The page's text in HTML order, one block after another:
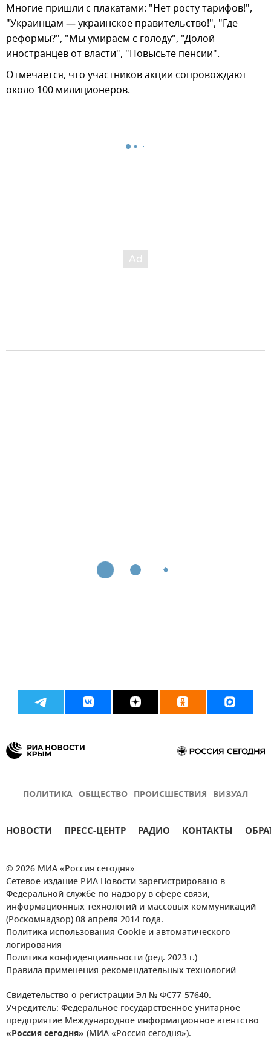
Многие пришли с плакатами: "Нет росту тарифов!",
"Украинцам — украинское правительство!", "Где
реформы?", "Мы умираем с голоду", "Долой
иностранцев от власти", "Повысьте пенсии".
Отмечается, что участников акции сопровождают
около 100 милиционеров.
ПОЛИТИКА ОБЩЕСТВО ПРОИСШЕСТВИЯ ВИЗУАЛ
НОВОСТИ ПРЕСС-ЦЕНТР РАДИО КОНТАКТЫ
© 2026 МИА «Россия сегодня»
Сетевое издание РИА Новости зарегистрировано в
Федеральной службе по надзору в сфере связи,
информационных технологий и массовых коммуникаций
(Роскомнадзор) 08 апреля 2014 года.
Политика использования Cookie и автоматического
логирования
Политика конфиденциальности (ред. 2023 г.)
Правила применения рекомендательных технологий
Свидетельство о регистрации Эл № ФС77-57640.
Учредитель: Федеральное государственное унитарное
предприятие Международное информационное агентство
«Россия сегодня» (МИА «Россия сегодня»).